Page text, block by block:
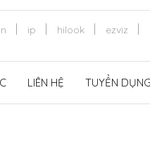
ip hilook ezviz
LIÊN HỆ TUYỂN DỤNG